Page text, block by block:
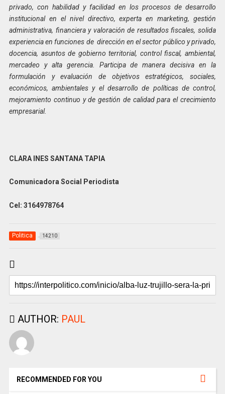
privado, con habilidad y facilidad en los procesos de desarrollo
institucional en el nivel directivo, experta en marketing, gestión
administrativa, financiera y valoración de resultados fiscales, solida
experiencia en funciones de dirección en el sector público y privado,
docencia, asuntos de gobierno territorial, control fiscal, ambiental,
mercadeo y alta gerencia. Participa de manera decisiva en la
formulación y evaluación de objetivos estratégicos, sociales,
económicos, ambientales y el desarrollo de políticas de control,
mejoramiento continuo y de gestión de calidad para el crecimiento
empresarial.
CLARA INES SANTANA TAPIA
Comunicadora Social Periodista
Cel: 3164978764
Politica 14210
AUTHOR: PAUL
RECOMMENDED FOR YOU